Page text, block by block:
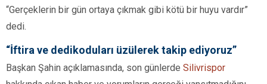
“Gerçeklerin bir gün ortaya çıkmak gibi kötü bir huyu vardır”
dedi.
“İftira ve dedikoduları üzülerek takip ediyoruz”
Başkan Şahin açıklamasında, son günlerde Silivrispor